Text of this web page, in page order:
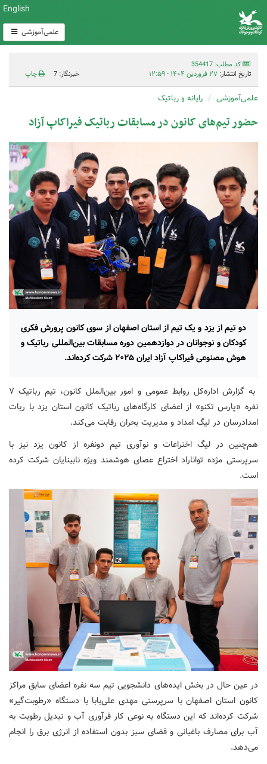
English
علمی‌آموزشی
کد مطلب: 354417
تاریخ انتشار: ۲۷ فروردین ۱۴۰۴ - ۱۲:۵۹ خبرنگار: 7 چاپ
علمی‌آموزشی رايانه و رباتیک
حضور تیم‌های کانون در مسابقات رباتیک فیراکاپ آزاد
دو تیم از یزد و یک تیم از استان اصفهان از سوی کانون پرورش فکری
کودکان و نوجوانان در دوازدهمین دوره مسابقات بین‌المللی رباتیک و
هوش مصنوعی فیراکاپ آزاد ایران ۲۰۲۵ شرکت کرده‌اند.
به گزارش اداره‌کل روابط عمومی و امور بین‌الملل کانون، تیم رباتیک ۷
نفره «پارس تکنو» از اعضای کارگاه‌های رباتیک کانون استان یزد با ربات
امدادرسان در لیگ امداد و مدیریت بحران رقابت می‌کند.
هم‌چنین در لیگ اختراعات و نوآوری تیم دونفره از کانون یزد نیز با
سرپرستی مژده تواناراد اختراع عصای هوشمند ویژه نابینایان شرکت کرده‌
است.
در عین حال در بخش ایده‌های دانشجویی تیم سه نفره اعضای سابق مراکز
کانون استان اصفهان با سرپرستی مهدی علی‌بابا با دستگاه «رطوبت‌گیر»
شرکت کرده‌اند که این دستگاه به نوعی کار فرآوری آب و تبدیل رطوبت به
آب برای مصارف باغبانی و فضای سبز بدون استفاده از انرژی برق را انجام
می‌دهد.